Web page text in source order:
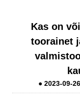
Kas on
toorainet
● 2023-09-26